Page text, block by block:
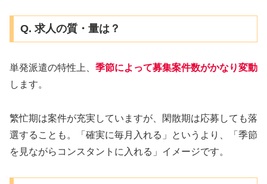
Q. 求人の質・量は？
単発派遣の特性上、 季節によって募集案件数がかなり変動
します。
繁忙期は案件が充実していますが、閑散期は応募しても落
選することも。「確実に毎月入れる」というより、「季節
を見ながらコンスタントに入れる」イメージです。